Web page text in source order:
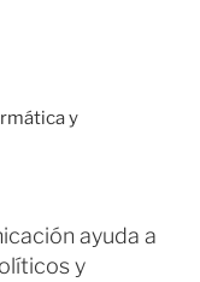
y
ayuda a
y